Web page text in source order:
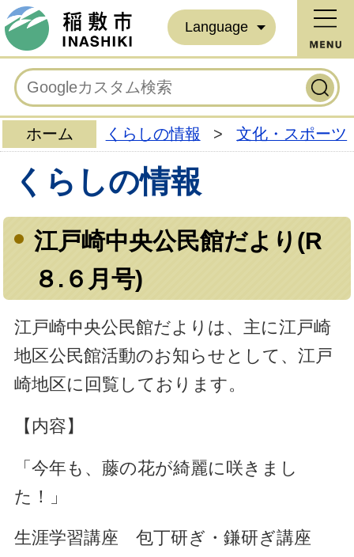
Language
ホーム くらしの情報 > 文化・スポーツ
くらしの情報
江戸崎中央公民館だより(R
８.６月号)
江戸崎中央公民館だよりは、主に江戸崎
地区公民館活動のお知らせとして、江戸
崎地区に回覧しております。
【内容】
「今年も、藤の花が綺麗に咲きまし
た！」
生涯学習講座 包丁研ぎ・鎌研ぎ講座